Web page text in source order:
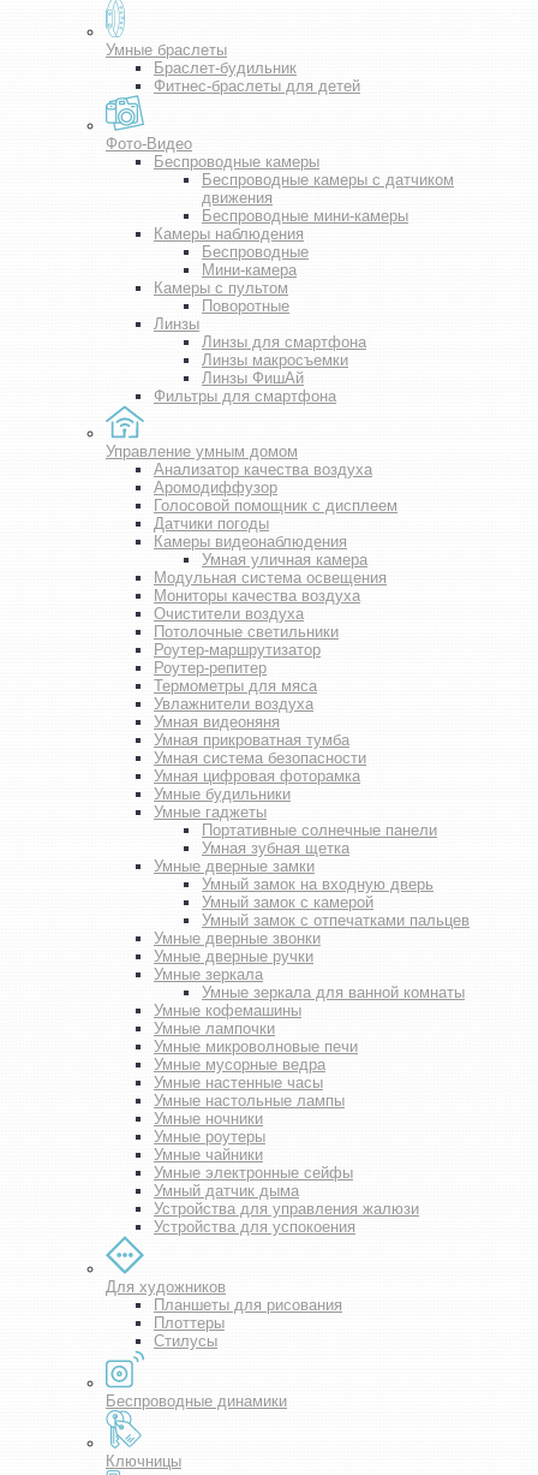
Умные браслеты
Браслет-будильник
Фитнес-браслеты для детей
Фото-Видео
Беспроводные камеры
Беспроводные камеры с датчиком
движения
Беспроводные мини-камеры
Камеры наблюдения
Беспроводные
Мини-камера
Камеры с пультом
Поворотные
Линзы
Линзы для смартфона
Линзы макросъемки
Линзы ФишАй
Фильтры для смартфона
Управление умным домом
Анализатор качества воздуха
Аромодиффузор
Голосовой помощник с дисплеем
Датчики погоды
Камеры видеонаблюдения
Умная уличная камера
Модульная система освещения
Мониторы качества воздуха
Очистители воздуха
Потолочные светильники
Роутер-маршрутизатор
Роутер-репитер
Термометры для мяса
Увлажнители воздуха
Умная видеоняня
Умная прикроватная тумба
Умная система безопасности
Умная цифровая фоторамка
Умные будильники
Умные гаджеты
Портативные солнечные панели
Умная зубная щетка
Умные дверные замки
Умный замок на входную дверь
Умный замок с камерой
Умный замок с отпечатками пальцев
Умные дверные звонки
Умные дверные ручки
Умные зеркала
Умные зеркала для ванной комнаты
Умные кофемашины
Умные лампочки
Умные микроволновые печи
Умные мусорные ведра
Умные настенные часы
Умные настольные лампы
Умные ночники
Умные роутеры
Умные чайники
Умные электронные сейфы
Умный датчик дыма
Устройства для управления жалюзи
Устройства для успокоения
Для художников
Планшеты для рисования
Плоттеры
Стилусы
Беспроводные динамики
Ключницы